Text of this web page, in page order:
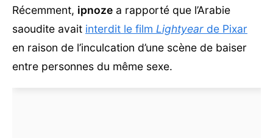
Récemment, ipnoze a rapporté que l’Arabie
saoudite avait interdit le film Lightyear de Pixar
en raison de l’inculcation d’une scène de baiser
entre personnes du même sexe.